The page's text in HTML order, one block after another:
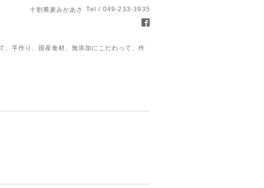
十割蕎麦みかあさ Tel / 049-233-3935
、手作り、国産食材、無添加にこだわって、作